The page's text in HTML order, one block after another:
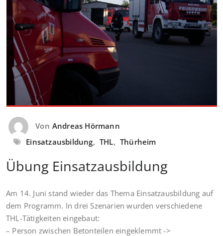
Von Andreas Hörmann
Einsatzausbildung, THL, Thürheim
Übung Einsatzausbildung
Am 14. Juni stand wieder das Thema Einsatzausbildung auf
dem Programm. In drei Szenarien wurden verschiedene
THL-Tätigkeiten eingebaut:
– Person zwischen Betonteilen eingeklemmt ->